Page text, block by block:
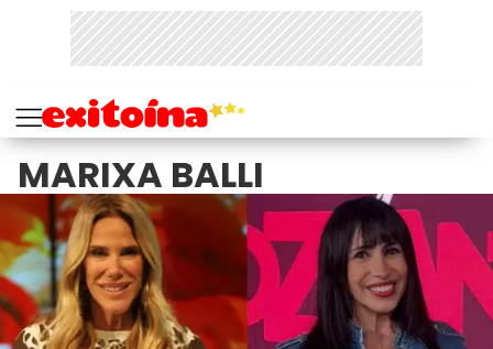
MARIXA BALLI